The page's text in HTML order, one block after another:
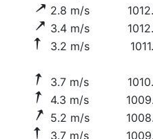
2.8 m/s
3.4 m/s
3.2 m/s
3.7 m/s
4.3 m/s
5.2 m/s
3.7 m/s